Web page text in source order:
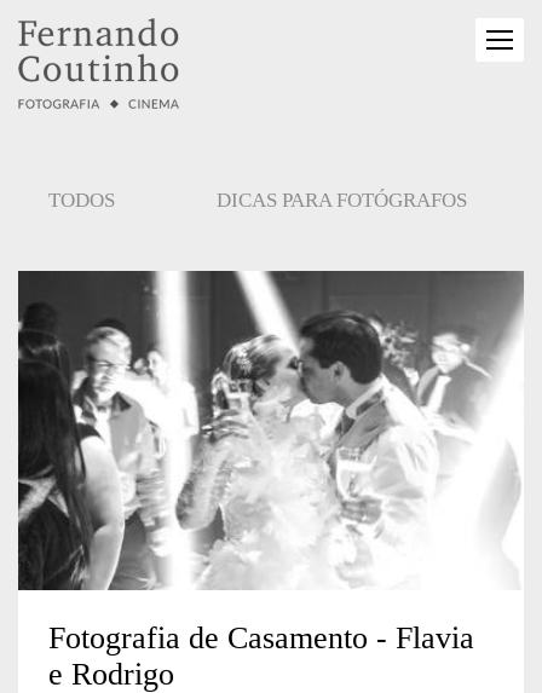
TODOS DICAS PARA FOTÓGRAFOS
Fotografia de Casamento - Flavia
e Rodrigo